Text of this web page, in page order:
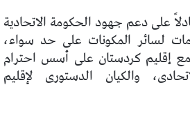
على دعم جهود الحكومة الاتحادية
لسائر المكونات على حد سواء،
إقليم كردستان على أسس احترام
والكيان الدستورى لإقليم